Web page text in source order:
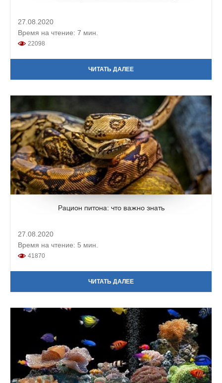
27.08.2020
Время на чтение: 7 мин.
22098
ЧИТАТЬ ДАЛЕЕ
Рацион питона: что важно знать
27.08.2020
Время на чтение: 5 мин.
41870
ЧИТАТЬ ДАЛЕЕ